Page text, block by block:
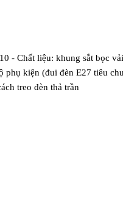
- Chất liệu: khung sắt bọc
kiện (đui đèn E27 tiêu
treo đèn thả trần